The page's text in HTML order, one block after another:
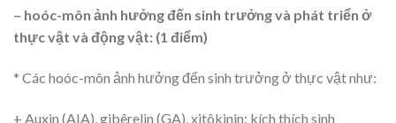
– hoóc-môn ảnh hưởng đến sinh trưởng và phát triển ở
thực vật và động vật: (1 điểm)
* Các hoóc-môn ảnh hưởng đến sinh trưởng ở thực vật như:
+ Auxin (AIA), gibêrelin (GA), xitôkinin: kích thích sinh